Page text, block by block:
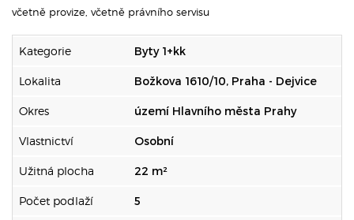
včetně provize, včetně právního servisu
Kategorie Byty 1+kk
Lokalita Božkova 1610/10, Praha - Dejvice
Okres území Hlavního města Prahy
Vlastnictví Osobní
Užitná plocha 22 m²
Počet podlaží 5